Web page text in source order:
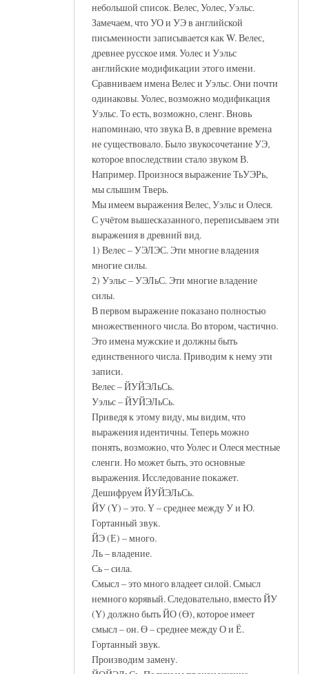
небольшой список. Велес, Уолес, Уэльс.
Замечаем, что УО и УЭ в английской
письменности записывается как W. Велес,
древнее русское имя. Уолес и Уэльс
английские модификации этого имени.
Сравниваем имена Велес и Уэльс. Они почти
одинаковы. Уолес, возможно модификация
Уэльс. То есть, возможно, сленг. Вновь
напоминаю, что звука В, в древние времена
не существовало. Было звукосочетание УЭ,
которое впоследствии стало звуком В.
Например. Произнося выражение ТьУЭРь,
мы слышим Тверь.
Мы имеем выражения Велес, Уэльс и Олеся.
С учётом вышесказанного, переписываем эти
выражения в древний вид.
1) Велес – УЭЛЭС. Эти многие владения
многие силы.
2) Уэльс – УЭЛьС. Эти многие владение
силы.
В первом выражение показано полностью
множественного числа. Во втором, частично.
Это имена мужские и должны быть
единственного числа. Приводим к нему эти
записи.
Велес – ЙУЙЭЛьСь.
Уэльс – ЙУЙЭЛьСь.
Приведя к этому виду, мы видим, что
выражения идентичны. Теперь можно
понять, возможно, что Уолес и Олеся местные
сленги. Но может быть, это основные
выражения. Исследование покажет.
Дешифруем ЙУЙЭЛьСь.
ЙУ (Ү) – это. Ү – среднее между У и Ю.
Гортанный звук.
ЙЭ (Е) – много.
Ль – владение.
Сь – сила.
Смысл – это много владеет силой. Смысл
немного корявый. Следовательно, вместо ЙУ
(Ү) должно быть ЙО (Ө), которое имеет
смысл – он. Ө – среднее между О и Ё.
Гортанный звук.
Производим замену.